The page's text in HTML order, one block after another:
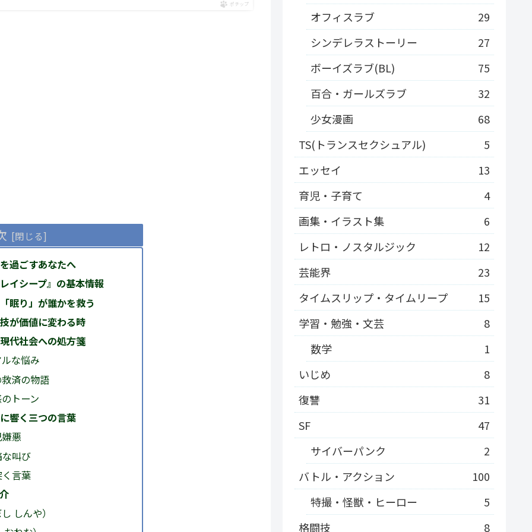
ポチップ
過ごすあなたへ
イシープ』の基本情報
眠り」が誰かを救う
が価値に変わる時
代社会への処方箋
な悩み
救済の物語
トーン
響く三つの言葉
悪
叫び
言葉
しんや）
オフィスラブ
29
シンデレラストーリー
27
ボーイズラブ(BL)
75
百合・ガールズラブ
32
少女漫画
68
TS(トランスセクシュアル)
5
エッセイ
13
育児・子育て
4
画集・イラスト集
6
レトロ・ノスタルジック
12
芸能界
23
タイムスリップ・タイムリープ
15
学習・勉強・文芸
8
数学
1
いじめ
8
復讐
31
SF
47
サイバーパンク
2
バトル・アクション
100
特撮・怪獣・ヒーロー
5
格闘技
8